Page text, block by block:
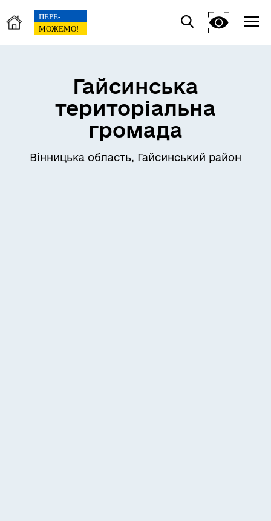
Гайсинська
територіальна
громада
Вінницька область, Гайсинський район